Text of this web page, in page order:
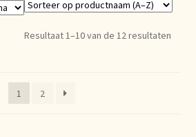
Resultaat 1–10 van de 12 resultaten
1 2